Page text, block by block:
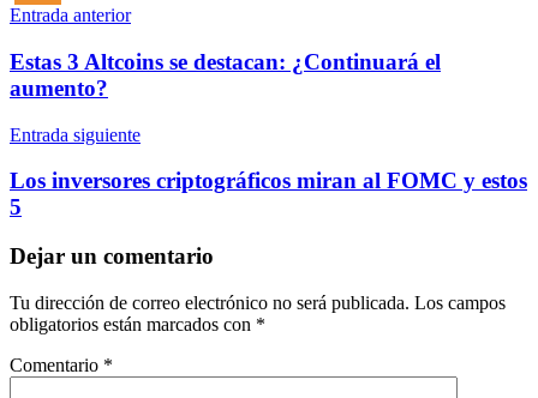
Navegación
de
entradas
Entrada anterior
Estas 3 Altcoins se destacan: ¿Continuará el
aumento?
Entrada siguiente
Los inversores criptográficos miran al FOMC y estos
5
Dejar un comentario
Tu dirección de correo electrónico no será publicada. Los campos
obligatorios están marcados con *
Comentario *